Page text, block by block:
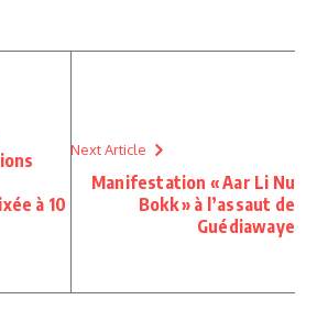
à 10
Next Article
Manifestation « Aar Li Nu
Bokk » à l’assaut de
Guédiawaye